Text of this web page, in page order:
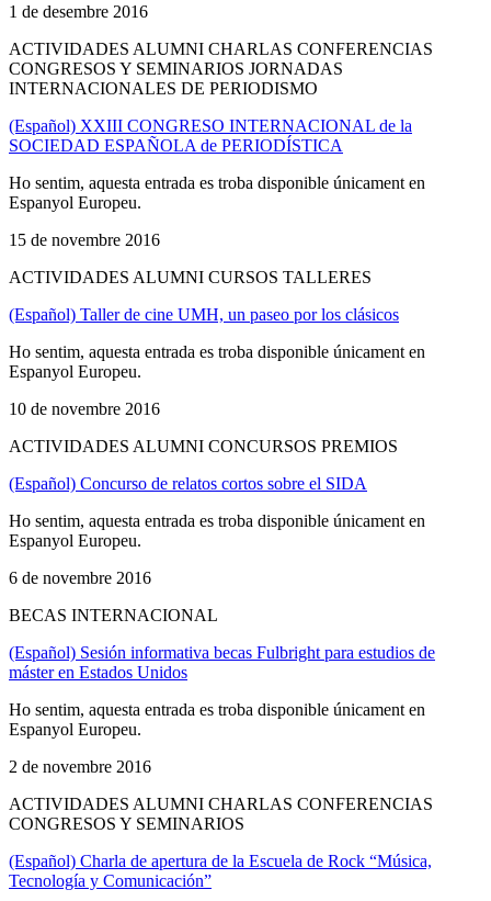
1 de desembre 2016
ACTIVIDADES ALUMNI CHARLAS CONFERENCIAS
CONGRESOS Y SEMINARIOS JORNADAS
INTERNACIONALES DE PERIODISMO
(Español) XXIII CONGRESO INTERNACIONAL de la
SOCIEDAD ESPAÑOLA de PERIODÍSTICA
Ho sentim, aquesta entrada es troba disponible únicament en
Espanyol Europeu.
15 de novembre 2016
ACTIVIDADES ALUMNI CURSOS TALLERES
(Español) Taller de cine UMH, un paseo por los clásicos
Ho sentim, aquesta entrada es troba disponible únicament en
Espanyol Europeu.
10 de novembre 2016
ACTIVIDADES ALUMNI CONCURSOS PREMIOS
(Español) Concurso de relatos cortos sobre el SIDA
Ho sentim, aquesta entrada es troba disponible únicament en
Espanyol Europeu.
6 de novembre 2016
BECAS INTERNACIONAL
(Español) Sesión informativa becas Fulbright para estudios de
máster en Estados Unidos
Ho sentim, aquesta entrada es troba disponible únicament en
Espanyol Europeu.
2 de novembre 2016
ACTIVIDADES ALUMNI CHARLAS CONFERENCIAS
CONGRESOS Y SEMINARIOS
(Español) Charla de apertura de la Escuela de Rock “Música,
Tecnología y Comunicación”